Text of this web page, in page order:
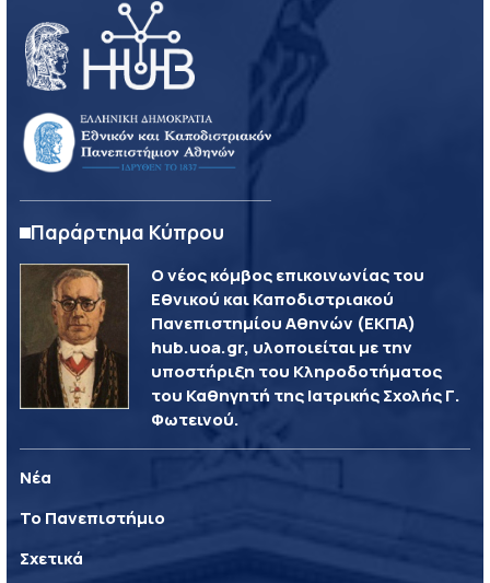
Παράρτημα Κύπρου
Ο νέος κόμβος επικοινωνίας του
Εθνικού και Καποδιστριακού
Πανεπιστημίου Αθηνών (ΕΚΠΑ)
hub.uoa.gr, υλοποιείται με την
υποστήριξη του Κληροδοτήματος
του Καθηγητή της Ιατρικής Σχολής Γ.
Φωτεινού.
Νέα
Το Πανεπιστήμιο
Σχετικά